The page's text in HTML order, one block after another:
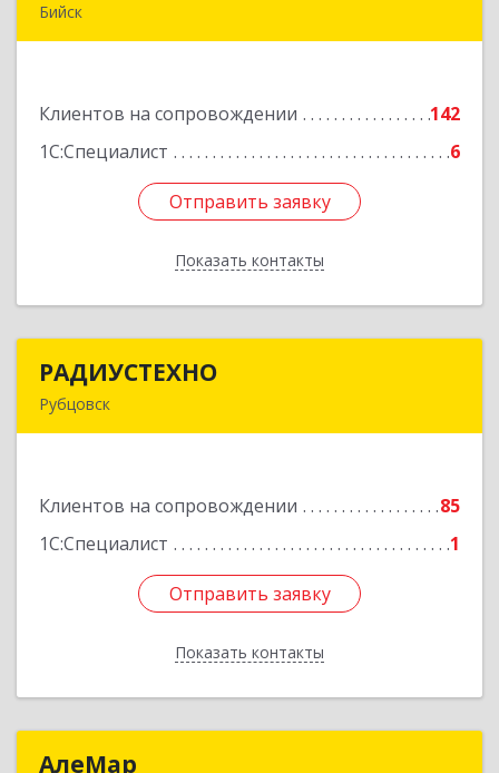
Бийск
Клиентов на сопровождении
142
1С:Специалист
6
Отправить заявку
Показать контакты
Отправить заявку
Назад
РАДИУСТЕХНО
Рубцовск
Клиентов на сопровождении
85
1С:Специалист
1
Отправить заявку
Показать контакты
Подробнее
Отправить заявку
Назад
АлеМар